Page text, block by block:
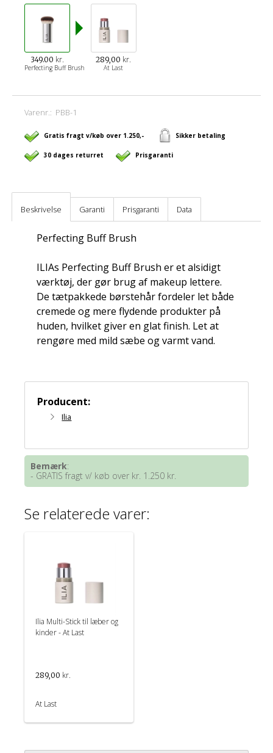
349.00 kr.
Perfecting Buff Brush
289,00 kr.
At Last
Varenr.: PBB-1
Gratis fragt v/køb over 1.250,- Sikker betaling
30 dages returret Prisgaranti
Beskrivelse Garanti Prisgaranti Data
Perfecting Buff Brush
ILIAs Perfecting Buff Brush er et alsidigt
værktøj, der gør brug af makeup lettere.
De tætpakkede børstehår fordeler let både
cremede og mere flydende produkter på
huden, hvilket giver en glat finish. Let at
rengøre med mild sæbe og varmt vand.
Producent:
Ilia
Bemærk:
- GRATIS fragt v/ køb over kr. 1.250 kr.
Se relaterede varer:
Ilia Multi-Stick til læber og
kinder - At Last
289,00 kr.
At Last